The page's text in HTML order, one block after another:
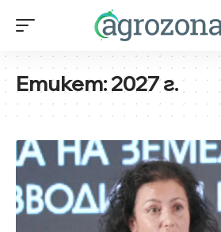
Етикет:2027 г.